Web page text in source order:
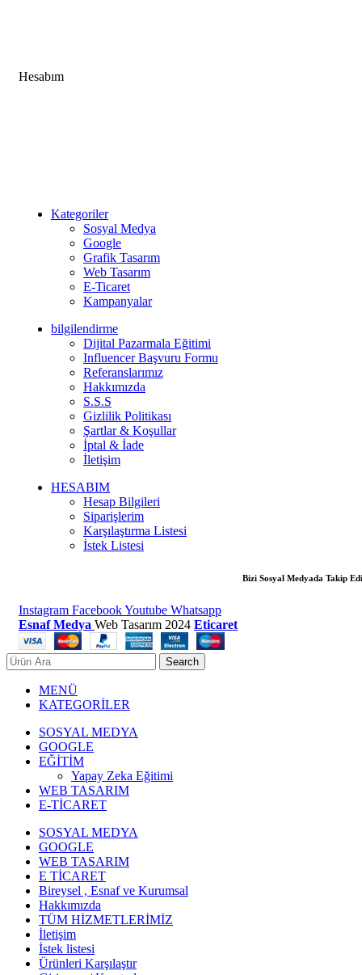
Hesabım
Kategoriler
Sosyal Medya
Google
Grafik Tasarım
Web Tasarım
E-Ticaret
Kampanyalar
bilgilendirme
Dijital Pazarmala Eğitimi
Influencer Başvuru Formu
Referanslarımız
Hakkımızda
S.S.S
Gizlilik Politikası
Şartlar & Koşullar
İptal & İade
İletişim
HESABIM
Hesap Bilgileri
Siparişlerim
Karşılaştırma Listesi
İstek Listesi
Bizi Sosyal Medyada Takip
Instagram FacebookYoutube Whatsapp
Esnaf Medya Web Tasarım 2024 Eticaret
Search
MENÜ
KATEGORİLER
SOSYAL MEDYA
GOOGLE
EĞİTİM
Yapay Zeka Eğitimi
WEB TASARIM
E-TİCARET
SOSYAL MEDYA
GOOGLE
WEB TASARIM
E TİCARET
Bireysel , Esnaf ve Kurumsal
Hakkımızda
TÜM HİZMETLERİMİZ
İletişim
İstek listesi
Ürünleri Karşılaştır